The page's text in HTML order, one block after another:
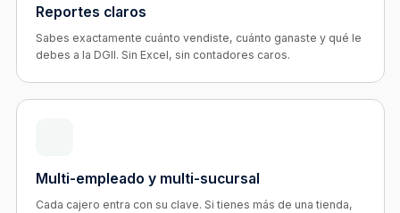
Reportes claros
Sabes exactamente cuánto vendiste, cuánto ganaste y qué le
debes a la DGII. Sin Excel, sin contadores caros.
Multi-empleado y multi-sucursal
Cada cajero entra con su clave. Si tienes más de una tienda,